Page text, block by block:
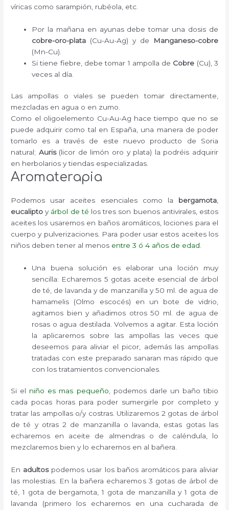
víricas como sarampión, rubéola, etc.
Por la mañana en ayunas debe tomar una dosis de
cobre-oro-plata (Cu-Au-Ag) y de
Manganeso-cobre
(Mn-Cu).
Si tiene fiebre, debe tomar 1 ampolla de Cobre (Cu), 3
veces al día.
Las ampollas o viales se pueden tomar directamente,
mezcladas en agua o en zumo.
Como el oligoelemento Cu-Au-Ag hace tiempo que no se
puede adquirir como tal en España, una manera de poder
tomarlo es a través de este nuevo producto de Soria
natural; Auris(licor de limón oro y plata) la podréis adquirir
en herbolarios y tiendas especializadas.
Aromaterapia
Podemos usar aceites esenciales como la bergamota,
eucalipto y árbol de té los tres son buenos antivirales, estos
aceites los usaremos en baños aromáticos, lociones para el
cuerpo y pulverizaciones. Para poder usar estos aceites los
niños deben tener al menos entre 3 ó 4 años de edad
Una buena solución es elaborar una loción muy
sencilla: Echaremos 5 gotas aceite esencial de árbol
de té, de lavanda y de manzanilla y 50 ml. de agua de
hamamelis (Olmo escocés) en un bote de vidrio,
agitamos bien y añadimos otros 50 ml. de agua de
rosas o agua destilada. Volvemos a agitar. Esta loción
la aplicaremos sobre las ampollas las veces que
deseemos para aliviar el picor, además las ampollas
tratadas con este preparado sanaran mas rápido que
con los tratamientos convencionales.
Si el niño es mas pequeño, podemos darle un baño tibio
cada pocas horas para poder sumergirle por completo y
tratar las ampollas o/y costras. Utilizaremos 2 gotas de árbol
de té y otras 2 de manzanilla o lavanda, estas gotas las
echaremos en aceite de almendras o de caléndula, lo
mezclaremos bien y lo echaremos en al bañera.
En adultospodemos usar los baños aromáticos para aliviar
las molestias. En la bañera echaremos 3 gotas de árbol de
té, 1 gota de bergamota, 1 gota de manzanilla y 1 gota de
lavanda (primero los echaremos en una cucharada de